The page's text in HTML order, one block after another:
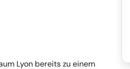
Lyon bereits zu einem